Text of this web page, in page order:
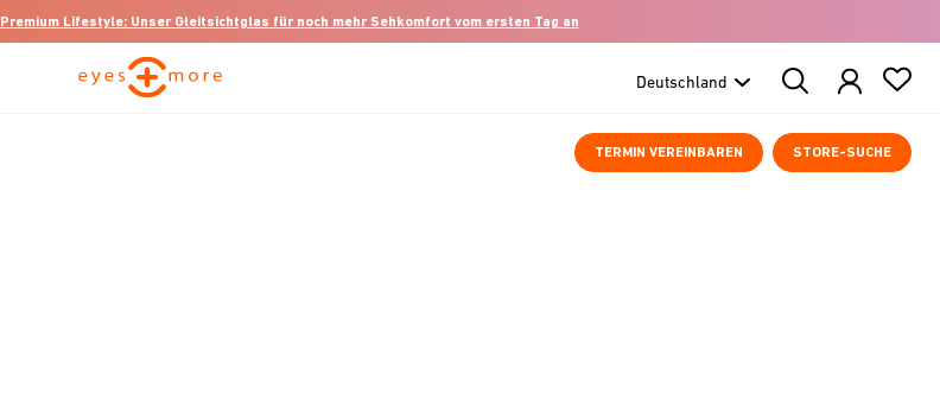
Premium Lifestyle: Unser Gleitsichtglas für noch mehr Sehkomfort vom ersten Tag an
Search
Products
TERMIN VEREINBAREN STORE-SUCHE